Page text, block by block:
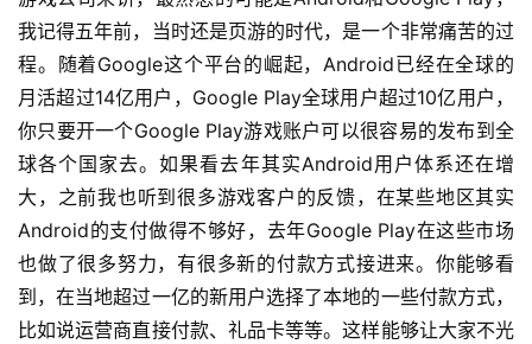
我记得五年前，当时还是页游的时代，是一个非常痛苦的过
程。随着Google这个平台的崛起，Android已经在全球的
月活超过14亿用户，Google Play全球用户超过10亿用户，
你只要开一个Google Play游戏账户可以很容易的发布到全
球各个国家去。如果看去年其实Android用户体系还在增
大，之前我也听到很多游戏客户的反馈，在某些地区其实
Android的支付做得不够好，去年Google Play在这些市场
也做了很多努力，有很多新的付款方式接进来。你能够看
到，在当地超过一亿的新用户选择了本地的一些付款方式，
比如说运营商直接付款、礼品卡等等。这样能够让大家不光